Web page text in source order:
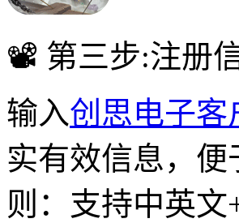
📽 第三步:注册
输入创思电子客
实有效信息，
则：支持中英